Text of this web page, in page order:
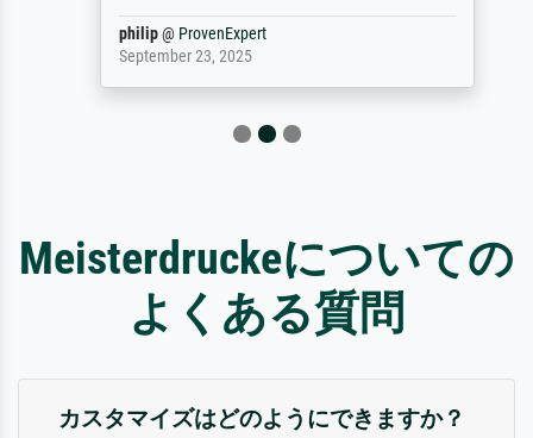
philip@ProvenExpert
September 23, 2025
Meisterdruckeについての
よくある質問
カスタマイズはどのようにできますか？